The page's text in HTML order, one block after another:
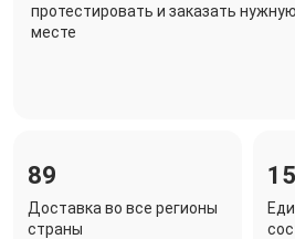
протестировать и заказать
месте
89
Доставка во все регионы
страны